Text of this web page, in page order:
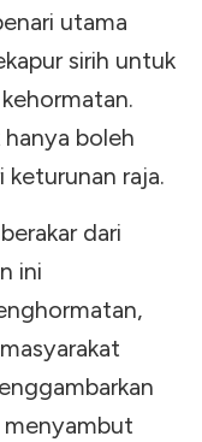
utama
sirih untuk
boleh
keturunan raja.
dari
ini
menyambut